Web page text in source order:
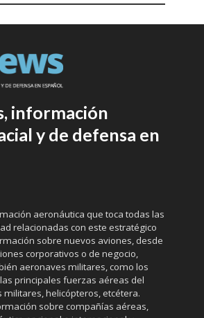
información
y de defensa en
aeronáutica que toca todas las
relacionadas con este estratégico
sobre nuevos aviones, desde
corporativos o de negocio,
aeronaves militares, como los
principales fuerzas aéreas del
helicópteros, etcétera.
sobre compañías aéreas,